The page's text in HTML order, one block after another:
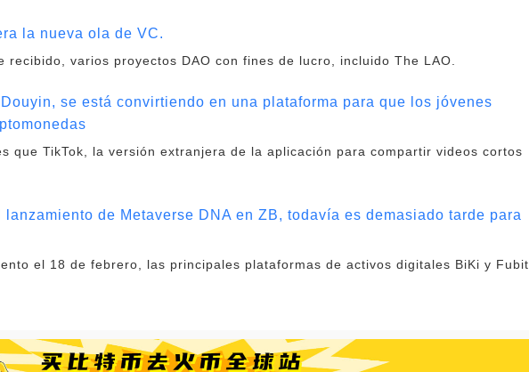
la nueva ola de VC.
recibido, varios proyectos DAO con fines de lucro, incluido The LAO.
se está convirtiendo en una plataforma para que los jóvenes
que TikTok, la versión extranjera de la aplicación para compartir videos cortos
de Metaverse DNA en ZB, todavía es demasiado tarde para
el 18 de febrero, las principales plataformas de activos digitales BiKi y Fubit